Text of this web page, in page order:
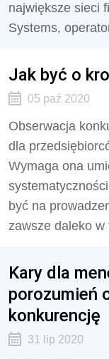
największe sieci
Systems,
Jak być o
05 paź 2020
Obserwacja
dla
Wymaga ona
być na
zawsze daleko w
Kary dla
porozumień
konkurencję
31 lip 2020